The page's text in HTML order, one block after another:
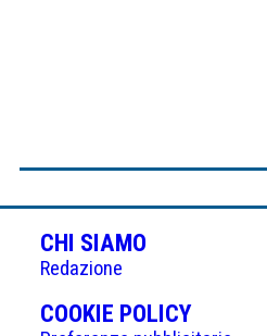
CHI SIAMO
Redazione
COOKIE POLICY(APRE